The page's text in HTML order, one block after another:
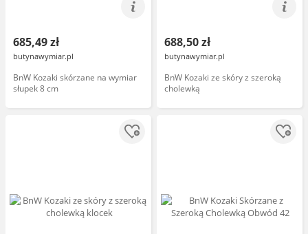
685,49 zł
butynawymiar.pl
BnW Kozaki skórzane na wymiar
słupek 8 cm
688,50 zł
butynawymiar.pl
BnW Kozaki ze skóry z szeroką
cholewką